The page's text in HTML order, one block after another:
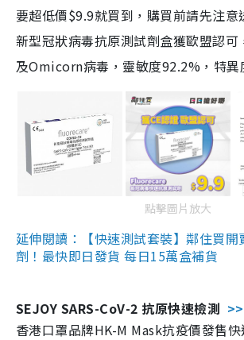
要超低價$9.9就買到，購買前請先注意
新型冠狀病毒抗原測試劑盒獲歐盟認
及Omicorn病毒，靈敏度92.2%，特異
點擊圖片放大
延伸閱讀：【快速測試套裝】鄰住買開
劑！最快即日發貨 每日15萬盒補貨
SEJOY SARS-CoV-2 抗原快速檢測
香港口罩品牌HK-M Mask抗疫價發售